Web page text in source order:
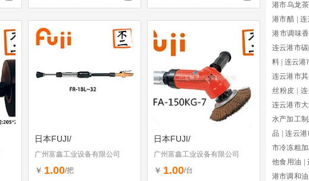
日本FUJI/
广州富鑫工业设备有限公司
￥ 1.00/把
日本FUJI/
广州富鑫工业设备有限公司
￥ 1.00/台
港市乌龙茶
港市醋
连
港市调味
连云港市
料
连云港
连云港市
丝粉皮
连云港市
水产加工
品
连云港
市冷冻粗
他食用油
港市调和油